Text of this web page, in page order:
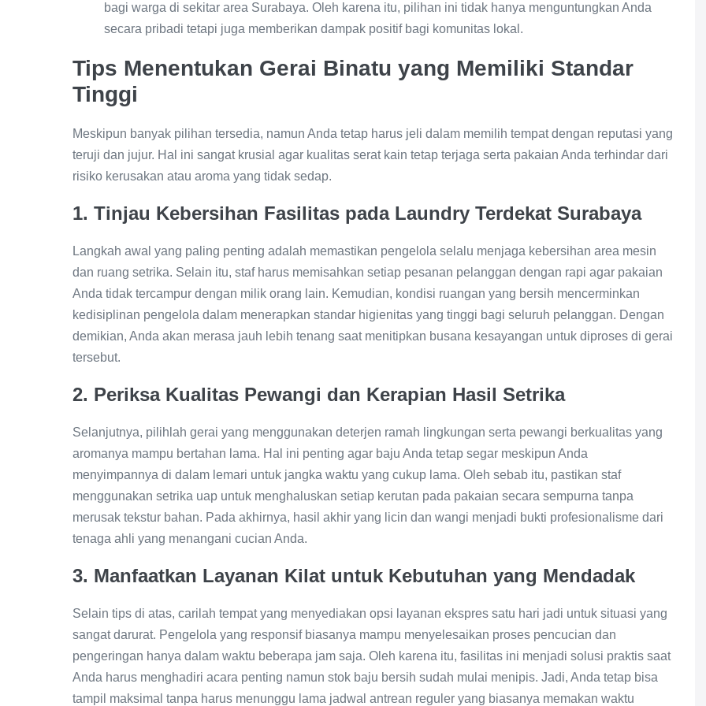
bagi warga di sekitar area Surabaya. Oleh karena itu, pilihan ini tidak hanya menguntungkan Anda
secara pribadi tetapi juga memberikan dampak positif bagi komunitas lokal.
Tips Menentukan Gerai Binatu yang Memiliki Standar
Tinggi
Meskipun banyak pilihan tersedia, namun Anda tetap harus jeli dalam memilih tempat dengan reputasi yang
teruji dan jujur. Hal ini sangat krusial agar kualitas serat kain tetap terjaga serta pakaian Anda terhindar dari
risiko kerusakan atau aroma yang tidak sedap.
1. Tinjau Kebersihan Fasilitas pada Laundry Terdekat Surabaya
Langkah awal yang paling penting adalah memastikan pengelola selalu menjaga kebersihan area mesin
dan ruang setrika. Selain itu, staf harus memisahkan setiap pesanan pelanggan dengan rapi agar pakaian
Anda tidak tercampur dengan milik orang lain. Kemudian, kondisi ruangan yang bersih mencerminkan
kedisiplinan pengelola dalam menerapkan standar higienitas yang tinggi bagi seluruh pelanggan. Dengan
demikian, Anda akan merasa jauh lebih tenang saat menitipkan busana kesayangan untuk diproses di gerai
tersebut.
2. Periksa Kualitas Pewangi dan Kerapian Hasil Setrika
Selanjutnya, pilihlah gerai yang menggunakan deterjen ramah lingkungan serta pewangi berkualitas yang
aromanya mampu bertahan lama. Hal ini penting agar baju Anda tetap segar meskipun Anda
menyimpannya di dalam lemari untuk jangka waktu yang cukup lama. Oleh sebab itu, pastikan staf
menggunakan setrika uap untuk menghaluskan setiap kerutan pada pakaian secara sempurna tanpa
merusak tekstur bahan. Pada akhirnya, hasil akhir yang licin dan wangi menjadi bukti profesionalisme dari
tenaga ahli yang menangani cucian Anda.
3. Manfaatkan Layanan Kilat untuk Kebutuhan yang Mendadak
Selain tips di atas, carilah tempat yang menyediakan opsi layanan ekspres satu hari jadi untuk situasi yang
sangat darurat. Pengelola yang responsif biasanya mampu menyelesaikan proses pencucian dan
pengeringan hanya dalam waktu beberapa jam saja. Oleh karena itu, fasilitas ini menjadi solusi praktis saat
Anda harus menghadiri acara penting namun stok baju bersih sudah mulai menipis. Jadi, Anda tetap bisa
tampil maksimal tanpa harus menunggu lama jadwal antrean reguler yang biasanya memakan waktu